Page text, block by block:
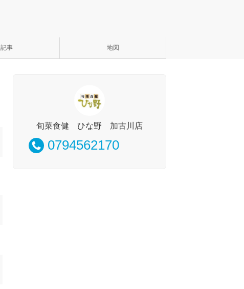
記事 地図
旬菜食健 ひな野 加古川店
0794562170